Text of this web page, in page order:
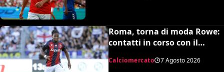
Roma, torna di moda Rowe:
contatti in corso con il
Bologna
Calciomercato 7 Agosto 2026